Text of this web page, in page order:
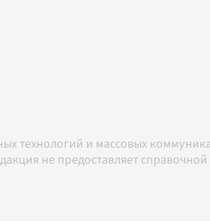
технологий и массовых
не предоставляет